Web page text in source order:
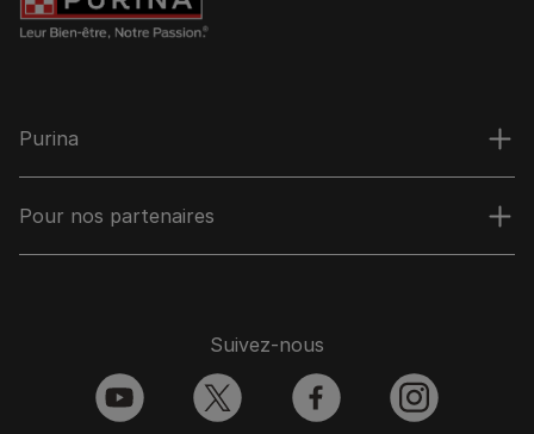
Purina
Pour nos partenaires
Suivez-nous
youtube twitter facebook instagram